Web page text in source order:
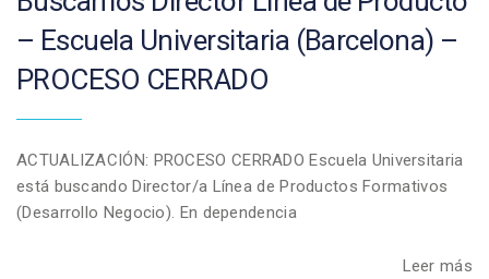
– Escuela Universitaria (Barcelona) –
PROCESO CERRADO
ACTUALIZACIÓN: PROCESO CERRADO Escuela Universitaria
está buscando Director/a Línea de Productos Formativos
(Desarrollo Negocio). En dependencia
Leer más